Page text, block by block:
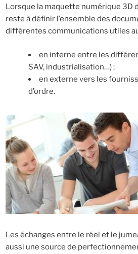
Lorsque la maquette numérique 3D
reste à définir l’ensemble des
différentes communications utiles
en interne entre les
SAV, industrialisation…) ;
en externe vers les
d’ordre.
Les échanges entre le réel et le
aussi une source de